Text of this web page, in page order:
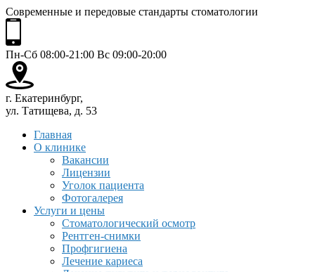
Современные и передовые стандарты стоматологии
Пн-Сб 08:00-21:00 Вс 09:00-20:00
г. Екатеринбург,
ул. Татищева, д. 53
Главная
О клинике
Вакансии
Лицензии
Уголок пациента
Фотогалерея
Услуги и цены
Стоматологический осмотр
Рентген-снимки
Профгигиена
Лечение кариеса